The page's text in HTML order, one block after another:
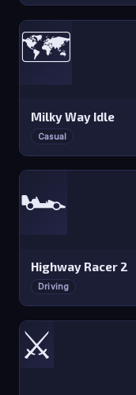
🗺️
Milky Way Idle
Casual
🏎️
Highway Racer 2
Driving
⚔️